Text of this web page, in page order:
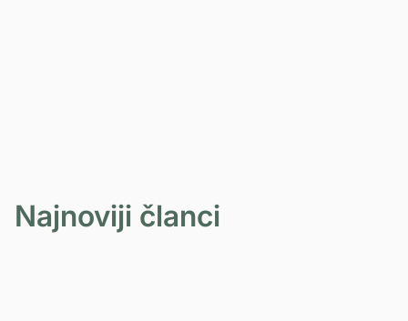
Najnoviji članci